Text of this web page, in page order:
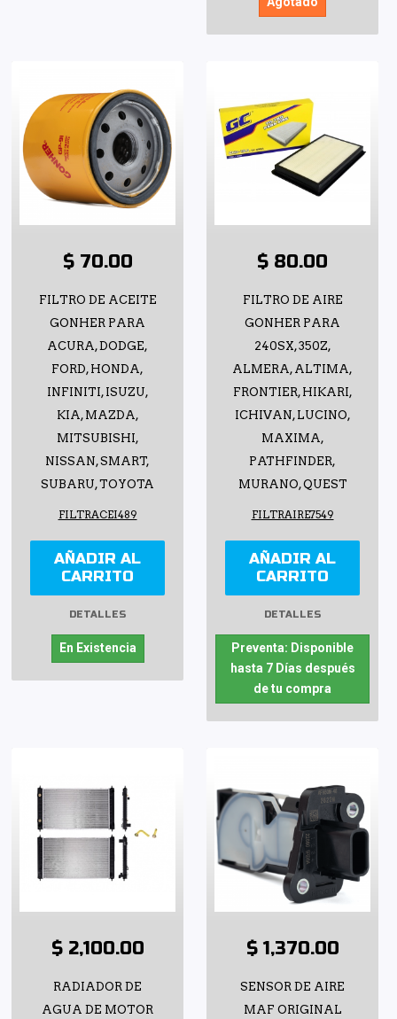
$ 70.00
FILTRO DE ACEITE
GONHER PARA
ACURA, DODGE,
FORD, HONDA,
INFINITI, ISUZU,
KIA, MAZDA,
MITSUBISHI,
NISSAN, SMART,
SUBARU, TOYOTA
FILTRACEI489
AÑADIR AL
CARRITO
DETALLES
En Existencia
$ 80.00
FILTRO DE AIRE
GONHER PARA
240SX, 350Z,
ALMERA, ALTIMA,
FRONTIER, HIKARI,
ICHIVAN, LUCINO,
MAXIMA,
PATHFINDER,
MURANO, QUEST
FILTRAIRE7549
AÑADIR AL
CARRITO
DETALLES
Preventa: Disponible
hasta 7 Días después
de tu compra
$ 2,100.00
RADIADOR DE
AGUA DE MOTOR
$ 1,370.00
SENSOR DE AIRE
MAF ORIGINAL